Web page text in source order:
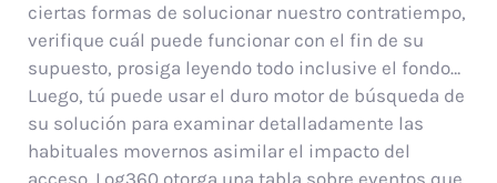
ciertas formas de solucionar nuestro contratiempo,
verifique cuál puede funcionar con el fin de su
supuesto, prosiga leyendo todo inclusive el fondo…
Luego, tú puede usar el duro motor de búsqueda de
su solución para examinar detalladamente las
habituales movernos asimilar el impacto del